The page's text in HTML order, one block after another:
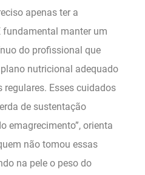
apenas ter a
fundamental manter um
do profissional que
nutricional adequado
Esses cuidados
de sustentação
emagrecimento”, orienta
não tomou essas
na pele o peso do